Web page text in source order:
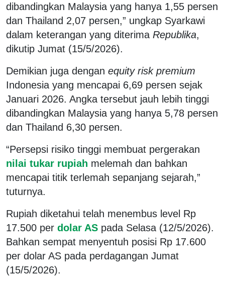
dibandingkan Malaysia yang hanya 1,55 persen
dan Thailand 2,07 persen,” ungkap Syarkawi
dalam keterangan yang diterima Republika,
dikutip Jumat (15/5/2026).
Demikian juga dengan equity risk premium
Indonesia yang mencapai 6,69 persen sejak
Januari 2026. Angka tersebut jauh lebih tinggi
dibandingkan Malaysia yang hanya 5,78 persen
dan Thailand 6,30 persen.
“Persepsi risiko tinggi membuat pergerakan
nilai tukar rupiah melemah dan bahkan
mencapai titik terlemah sepanjang sejarah,”
tuturnya.
Rupiah diketahui telah menembus level Rp
17.500 per dolar AS pada Selasa (12/5/2026).
Bahkan sempat menyentuh posisi Rp 17.600
per dolar AS pada perdagangan Jumat
(15/5/2026).